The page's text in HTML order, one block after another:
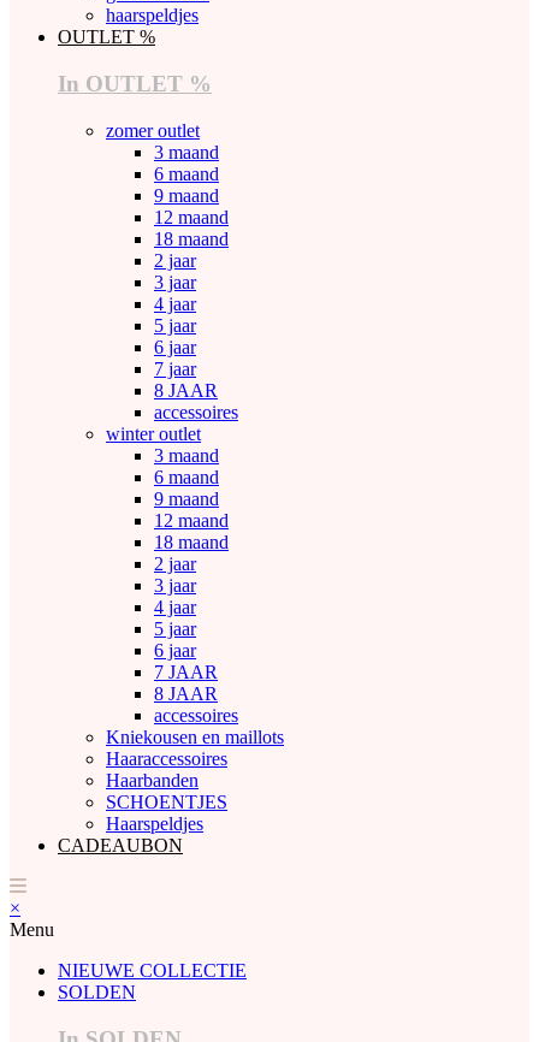
haarspeldjes
OUTLET %
In OUTLET %
zomer outlet
3 maand
6 maand
9 maand
12 maand
18 maand
2 jaar
3 jaar
4 jaar
5 jaar
6 jaar
7 jaar
8 JAAR
accessoires
winter outlet
3 maand
6 maand
9 maand
12 maand
18 maand
2 jaar
3 jaar
4 jaar
5 jaar
6 jaar
7 JAAR
8 JAAR
accessoires
Kniekousen en maillots
Haaraccessoires
Haarbanden
SCHOENTJES
Haarspeldjes
CADEAUBON
×
Menu
NIEUWE COLLECTIE
SOLDEN